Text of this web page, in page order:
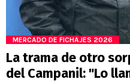
MERCADO DE FICHAJES 2026
La trama de otro
del Campanil: "Lo